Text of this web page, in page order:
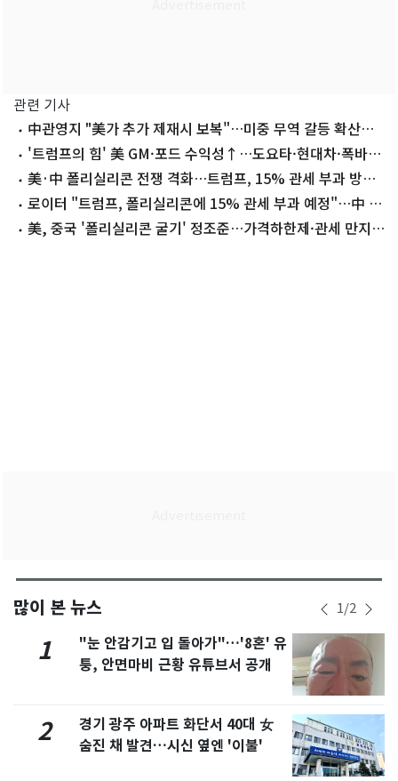
관련 기사
中관영지 "美가 추가 제재시 보복"…미중 무역 갈등 확산은
제한적
'트럼프의 힘' 美 GM·포드 수익성↑…도요타·현대차·폭바
'후퇴'
美·中 폴리실리콘 전쟁 격화…트럼프, 15% 관세 부과 방침
(종합)
로이터 "트럼프, 폴리실리콘에 15% 관세 부과 예정"…中 견
제용美, 중국 '폴리실리콘 굴기' 정조준…가격하한제·관세 만지
많이 본 뉴스 1/2
1
"눈 안감기고 입 돌아가"…'8혼' 유
퉁, 안면마비 근황 유튜브서 공개
2
경기 광주 아파트 화단서 40대 女
숨진 채 발견…시신 옆엔 '이불'